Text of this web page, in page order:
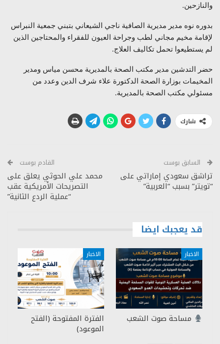
والنازحين.
بدوره نوه مدير مديرية الصافية ناجي الشيعاني بتبني جمعية النبراس
لإقامة مخيم مجاني لطب وجراحة العيون للفقراء والمحتاجين الذين
لم يستطيعوا تحمل تكاليف العلاج.
حضر التدشين مدير مكتب الصحة بالمديرية محسن مياس ومدير
المخيمات بوزارة الصحة الدكتورة علاء شرف الدين وعدد من
مسئولي مكتب الصحة بالمديرية.
شارك
السابق بوست
تراشق سعودي إماراتي على
“تويتر” بسبب “العربية”
القادم بوست
محمد علي الحوثي يعلق على
التصريحات الأمريكية عقب
“عملية الردع الثانية”
قد يعجبك ايضا
الاخبار
مساحة صوت الشعب
الاخبار
الفترة المفتوحة (الفتح
الموعود)